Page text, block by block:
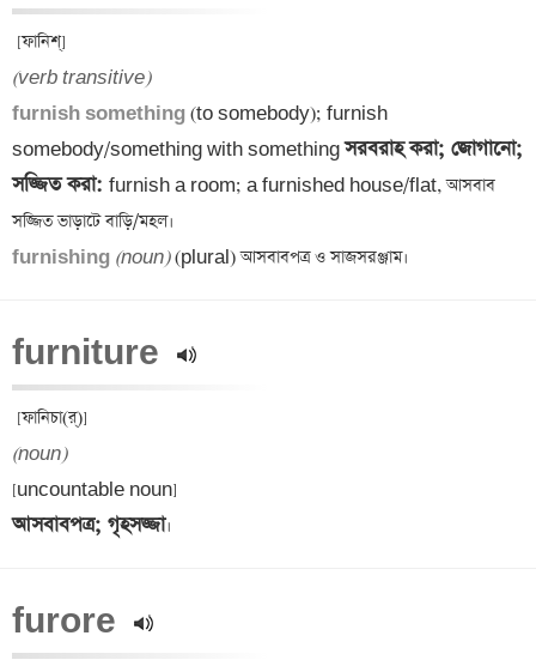
(verb transitive)
furnish something (to somebody); furnish
somebody/something with something সরবরাহ করা; জোগানো;
সজ্জিত করা: furnish a room; a furnished house/flat, আসবাব
furnishing (noun)
furniture
(noun)
আসবাবপত্র; গৃহসজ্জা
furore